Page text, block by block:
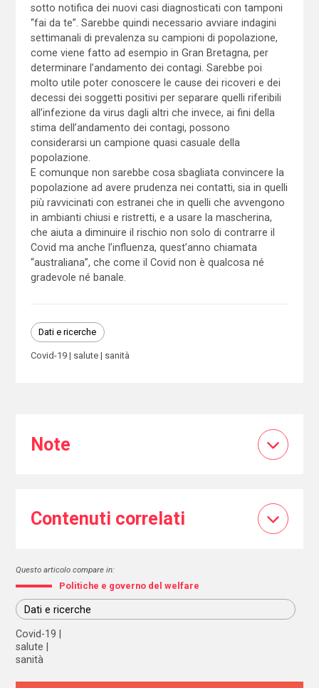
sotto notifica dei nuovi casi diagnosticati con tamponi
“fai da te”. Sarebbe quindi necessario avviare indagini
settimanali di prevalenza su campioni di popolazione,
come viene fatto ad esempio in Gran Bretagna, per
determinare l’andamento dei contagi. Sarebbe poi
molto utile poter conoscere le cause dei ricoveri e dei
decessi dei soggetti positivi per separare quelli riferibili
all’infezione da virus dagli altri che invece, ai fini della
stima dell’andamento dei contagi, possono
considerarsi un campione quasi casuale della
popolazione.
E comunque non sarebbe cosa sbagliata convincere la
popolazione ad avere prudenza nei contatti, sia in quelli
più ravvicinati con estranei che in quelli che avvengono
in ambianti chiusi e ristretti, e a usare la mascherina,
che aiuta a diminuire il rischio non solo di contrarre il
Covid ma anche l’influenza, quest’anno chiamata
“australiana”, che come il Covid non è qualcosa né
gradevole né banale.
Dati e ricerche
Covid-19 salute sanità
Note
Contenuti correlati
Questo articolo compare in:
Politiche e governo del welfare
Dati e ricerche
Covid-19
salute
sanità